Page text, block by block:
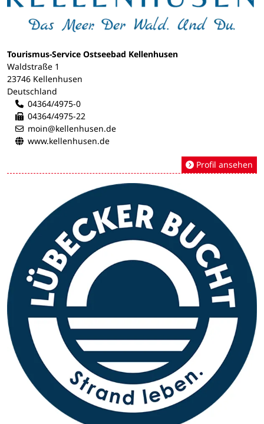
Tourismus-Service Ostseebad Kellenhusen
Waldstraße 1
23746 Kellenhusen
Deutschland
04364/4975-0
04364/4975-22
moin@kellenhusen.de
www.kellenhusen.de
Profil ansehen